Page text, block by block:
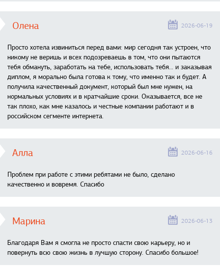
Олена 2026-06-19
Просто хотела извиниться перед вами: мир сегодня так устроен, что
никому не веришь и всех подозреваешь в том, что они пытаются
тебя обмануть, заработать на тебе, использовать тебя... и заказывая
диплом, я морально была готова к тому, что именно так и будет. А
получила качественный документ, который был мне нужен, на
нормальных условиях и в кратчайшие сроки. Оказывается, все не
так плохо, как мне казалось и честные компании работают и в
российском сегменте интернета.
Алла 2026-06-16
Проблем при работе с этими ребятами не было, сделано
качественно и вовремя. Спасибо
Марина 2026-06-13
Благодаря Вам я смогла не просто спасти свою карьеру, но и
повернуть всю свою жизнь в лучшую сторону. Спасибо большое!